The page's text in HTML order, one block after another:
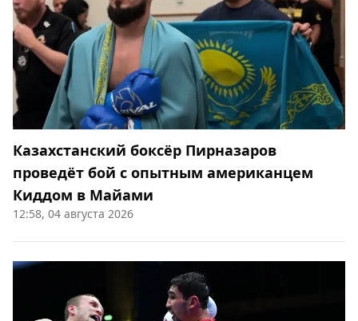
Казахстанский боксёр Пирназаров
проведёт бой с опытным американцем
Киддом в Майами
12:58, 04 августа 2026